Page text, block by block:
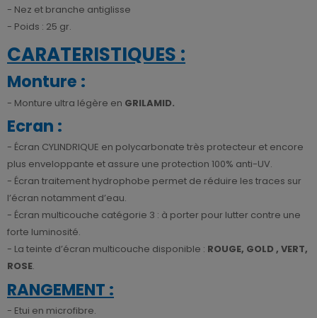
- Nez et branche antiglisse
- Poids : 25 gr.
CARATERISTIQUES :
Monture :
- Monture ultra légère en GRILAMID.
Ecran :
- Écran CYLINDRIQUE en polycarbonate très protecteur et encore
plus enveloppante et assure une protection 100% anti-UV.
- Écran traitement hydrophobe permet de réduire les traces sur
l’écran notamment d’eau.
- Écran multicouche catégorie 3 : à porter pour lutter contre une
forte luminosité.
- La teinte d’écran multicouche disponible : ROUGE, GOLD , VERT,
ROSE.
RANGEMENT :
- Etui en microfibre.